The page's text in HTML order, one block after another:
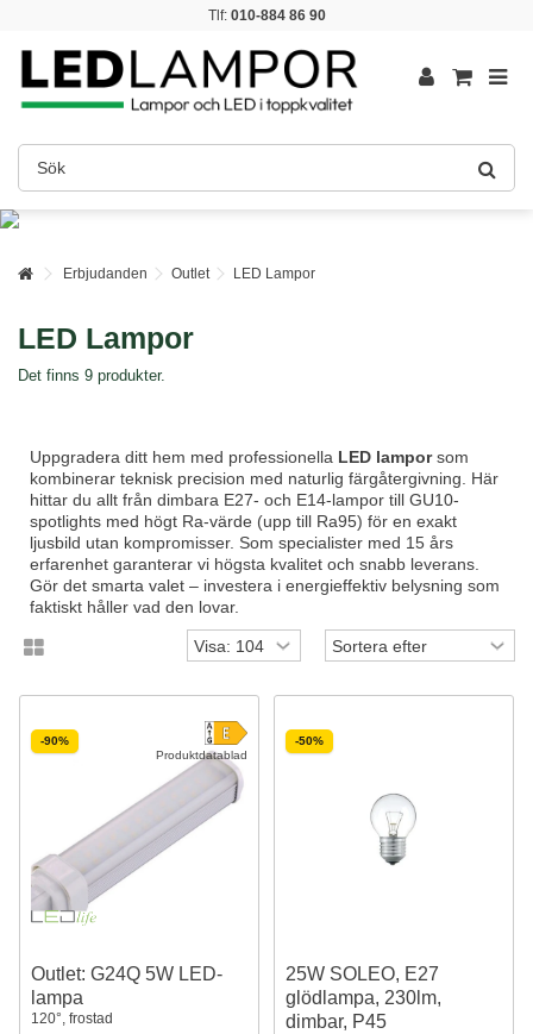
Tlf: 010-884 86 90
Erbjudanden Outlet LED Lampor
LED Lampor
Det finns 9 produkter.
Uppgradera ditt hem med professionella LED lamporsom
kombinerar teknisk precision med naturlig färgåtergivning. Här
hittar du allt från dimbara E27- och E14-lampor till GU10-
spotlights med högt Ra-värde (upp till Ra95) för en exakt
ljusbild utan kompromisser. Som specialister med 15 års
erfarenhet garanterar vi högsta kvalitet och snabb leverans.
Gör det smarta valet – investera i energieffektiv belysning som
faktiskt håller vad den lovar.
Produktdatablad
-90%
Outlet: G24Q 5W LED-
lampa
120°, frostad
-50%
25W SOLEO, E27
glödlampa, 230lm,
dimbar, P45